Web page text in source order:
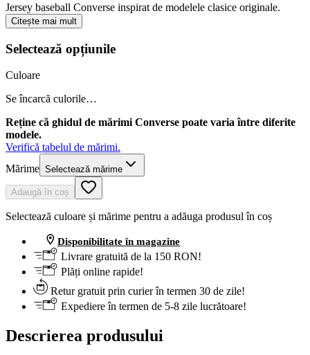
Jersey baseball Converse inspirat de modelele clasice originale.
Citește mai mult
Selectează opțiunile
Culoare
Se încarcă culorile…
Reține că ghidul de mărimi Converse poate varia între diferite
modele.
Verifică tabelul de mărimi.
Mărime Selectează mărime
Adaugă în coș
Selectează culoare și mărime pentru a adăuga produsul în coș
Disponibilitate în magazine
Livrare gratuită de la 150 RON!
Plăți online rapide!
Retur gratuit prin curier în termen 30 de zile!
Expediere în termen de 5-8 zile lucrătoare!
Descrierea produsului